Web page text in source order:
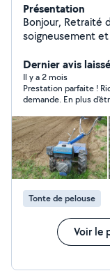
Présentation
Bonjour, Retraité de confiance et sérieux, je travaille
soigneusement et à
maison, petits
peinture, montage de
(motoculteur,
tondeuse,
souder, etc... ) ainsi qu'une remorque si il y a besoin
d'évacuer. J ai pratiqué la navigation à voile
transatlantique
judo, le tir a l 'arc.
Dernier avis
Il y a 2 mois
Prestation parfaite !
demande. En plus
l'entretien de mon
plaisir."
Tonte de pelouse
Voir le